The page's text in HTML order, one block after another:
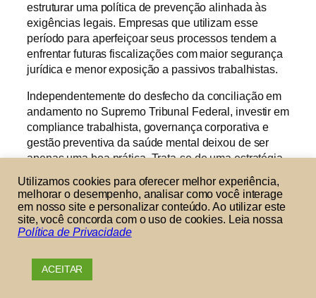
estruturar uma política de prevenção alinhada às
exigências legais. Empresas que utilizam esse
período para aperfeiçoar seus processos tendem a
enfrentar futuras fiscalizações com maior segurança
jurídica e menor exposição a passivos trabalhistas.
Independentemente do desfecho da conciliação em
andamento no Supremo Tribunal Federal, investir em
compliance trabalhista, governança corporativa e
gestão preventiva da saúde mental deixou de ser
apenas uma boa prática. Trata-se de uma estratégia
que contribui para a conformidade legal, a proteção
dos trabalhadores e a sustentabilidade das relações
de trabalho.
Cada empresa possui características próprias, e
variar conforme a atividade, a estrutura
organizacional e os riscos envolvidos. Por isso,
Utilizamos cookies para oferecer melhor experiência,
melhorar o desempenho, analisar como você interage
em nosso site e personalizar conteúdo. Ao utilizar este
site, você concorda com o uso de cookies. Leia nossa
Política de Privacidade
ACEITAR